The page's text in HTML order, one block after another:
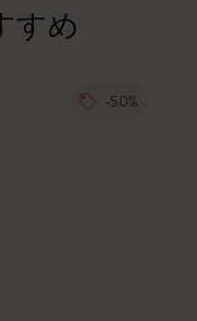
すめ
-50%